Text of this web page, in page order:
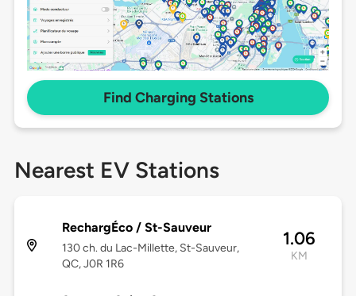
Find Charging Stations
Nearest EV Stations
RechargÉco / St-Sauveur
130 ch. du Lac-Millette, St-Sauveur,
QC, J0R 1R6
1.06
KM